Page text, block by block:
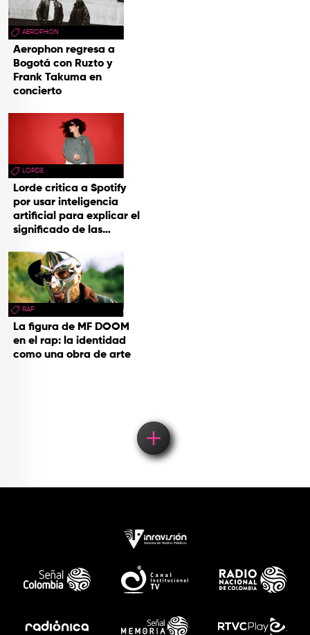
AEROPHON
Aerophon regresa a
Bogotá con Ruzto y
Frank Takuma en
concierto
LORDE
Lorde critica a Spotify
por usar inteligencia
artificial para explicar el
significado de las
RAP
La figura de MF DOOM
en el rap: la identidad
como una obra de arte